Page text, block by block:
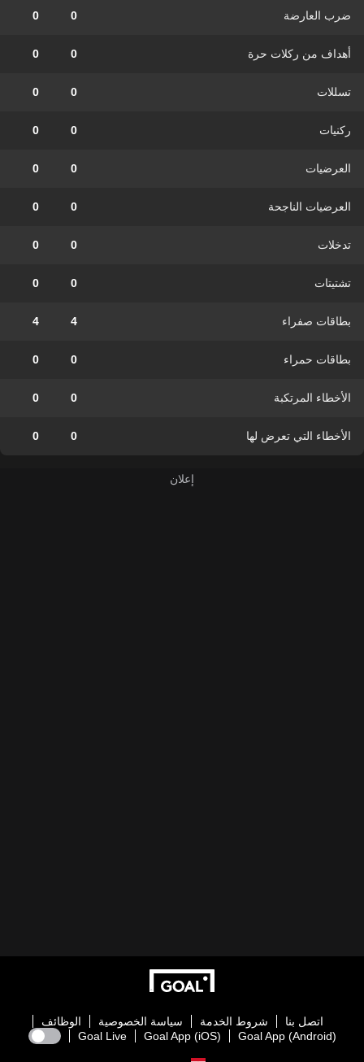
ضرب العارضة 0
0
أهداف من ركلات حرة 0
0
تسللات 0
0
ركنيات 0
0
العرضيات 0
0
العرضيات الناجحة 0
0
تدخلات 0
0
تشتيتات 0
0
بطاقات صفراء 4
4
بطاقات حمراء 0
0
الأخطاء المرتكبة 0
0
الأخطاء التي تعرض لها 0
0
اتصل بنا شروط الخدمة سياسة الخصوصية
الوظائف
Goal App (Android)
Goal App (iOS)
Goal Live